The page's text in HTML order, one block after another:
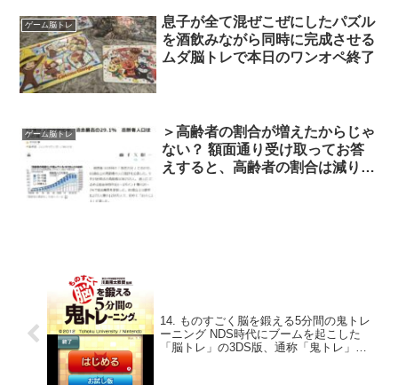
然数 5. 右上の猫はプレイヤーの
ため、計算には無関係
ゲーム脳トレ
息子が全て混ぜこぜにしたパズル
を酒飲みながら同時に完成させる
ムダ脳トレで本日のワンオペ終了
ゲーム脳トレ
＞高齢者の割合が増えたからじゃ
ない？ 額面通り受け取ってお答
えすると、高齢者の割合は減りま
14. ものすごく脳を鍛える5分間の鬼トレ
ーニング NDS時代にブームを起こした
「脳トレ」の3DS版、通称「鬼トレ」。